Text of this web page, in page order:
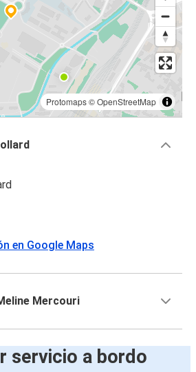
Protomaps©OpenStreetMap
en Google Maps
Mercouri
servicio a bordo